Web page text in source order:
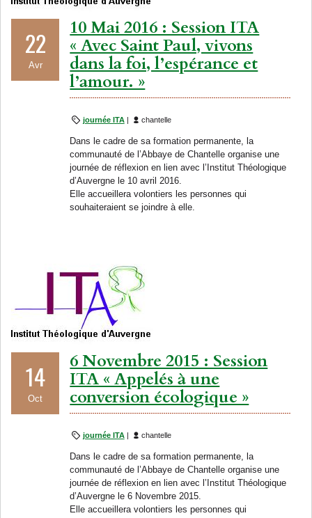
22
Avr
10 Mai 2016 : Session ITA
« Avec Saint Paul, vivons
dans la foi, l’espérance et
l’amour. »
journée ITA chantelle
Dans le cadre de sa formation permanente, la
communauté de l’Abbaye de Chantelle organise une
journée de réflexion en lien avec l’Institut Théologique
d’Auvergne le 10 avril 2016.
Elle accueillera volontiers les personnes qui
souhaiteraient se joindre à elle.
14
Oct
6 Novembre 2015 : Session
ITA « Appelés à une
conversion écologique »
journée ITA | chantelle
Dans le cadre de sa formation permanente, la
communauté de l’Abbaye de Chantelle organise une
journée de réflexion en lien avec l’Institut Théologique
d’Auvergne le 6 Novembre 2015.
Elle accueillera volontiers les personnes qui